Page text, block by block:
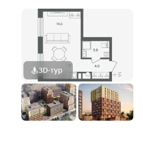
3D-тур + 5